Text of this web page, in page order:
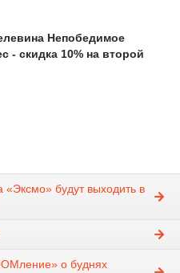
Непобедимое
- скидка 10% на второй
«Эксмо» будут выходить в
о буднях